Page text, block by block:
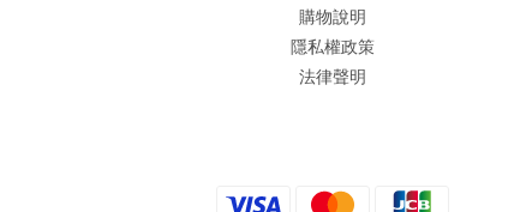
購物說明
隱私權政策
法律聲明